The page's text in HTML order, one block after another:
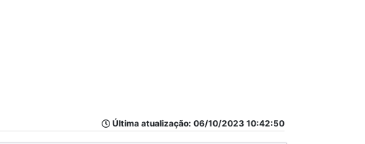
Última atualização: 06/10/2023 10:42:50